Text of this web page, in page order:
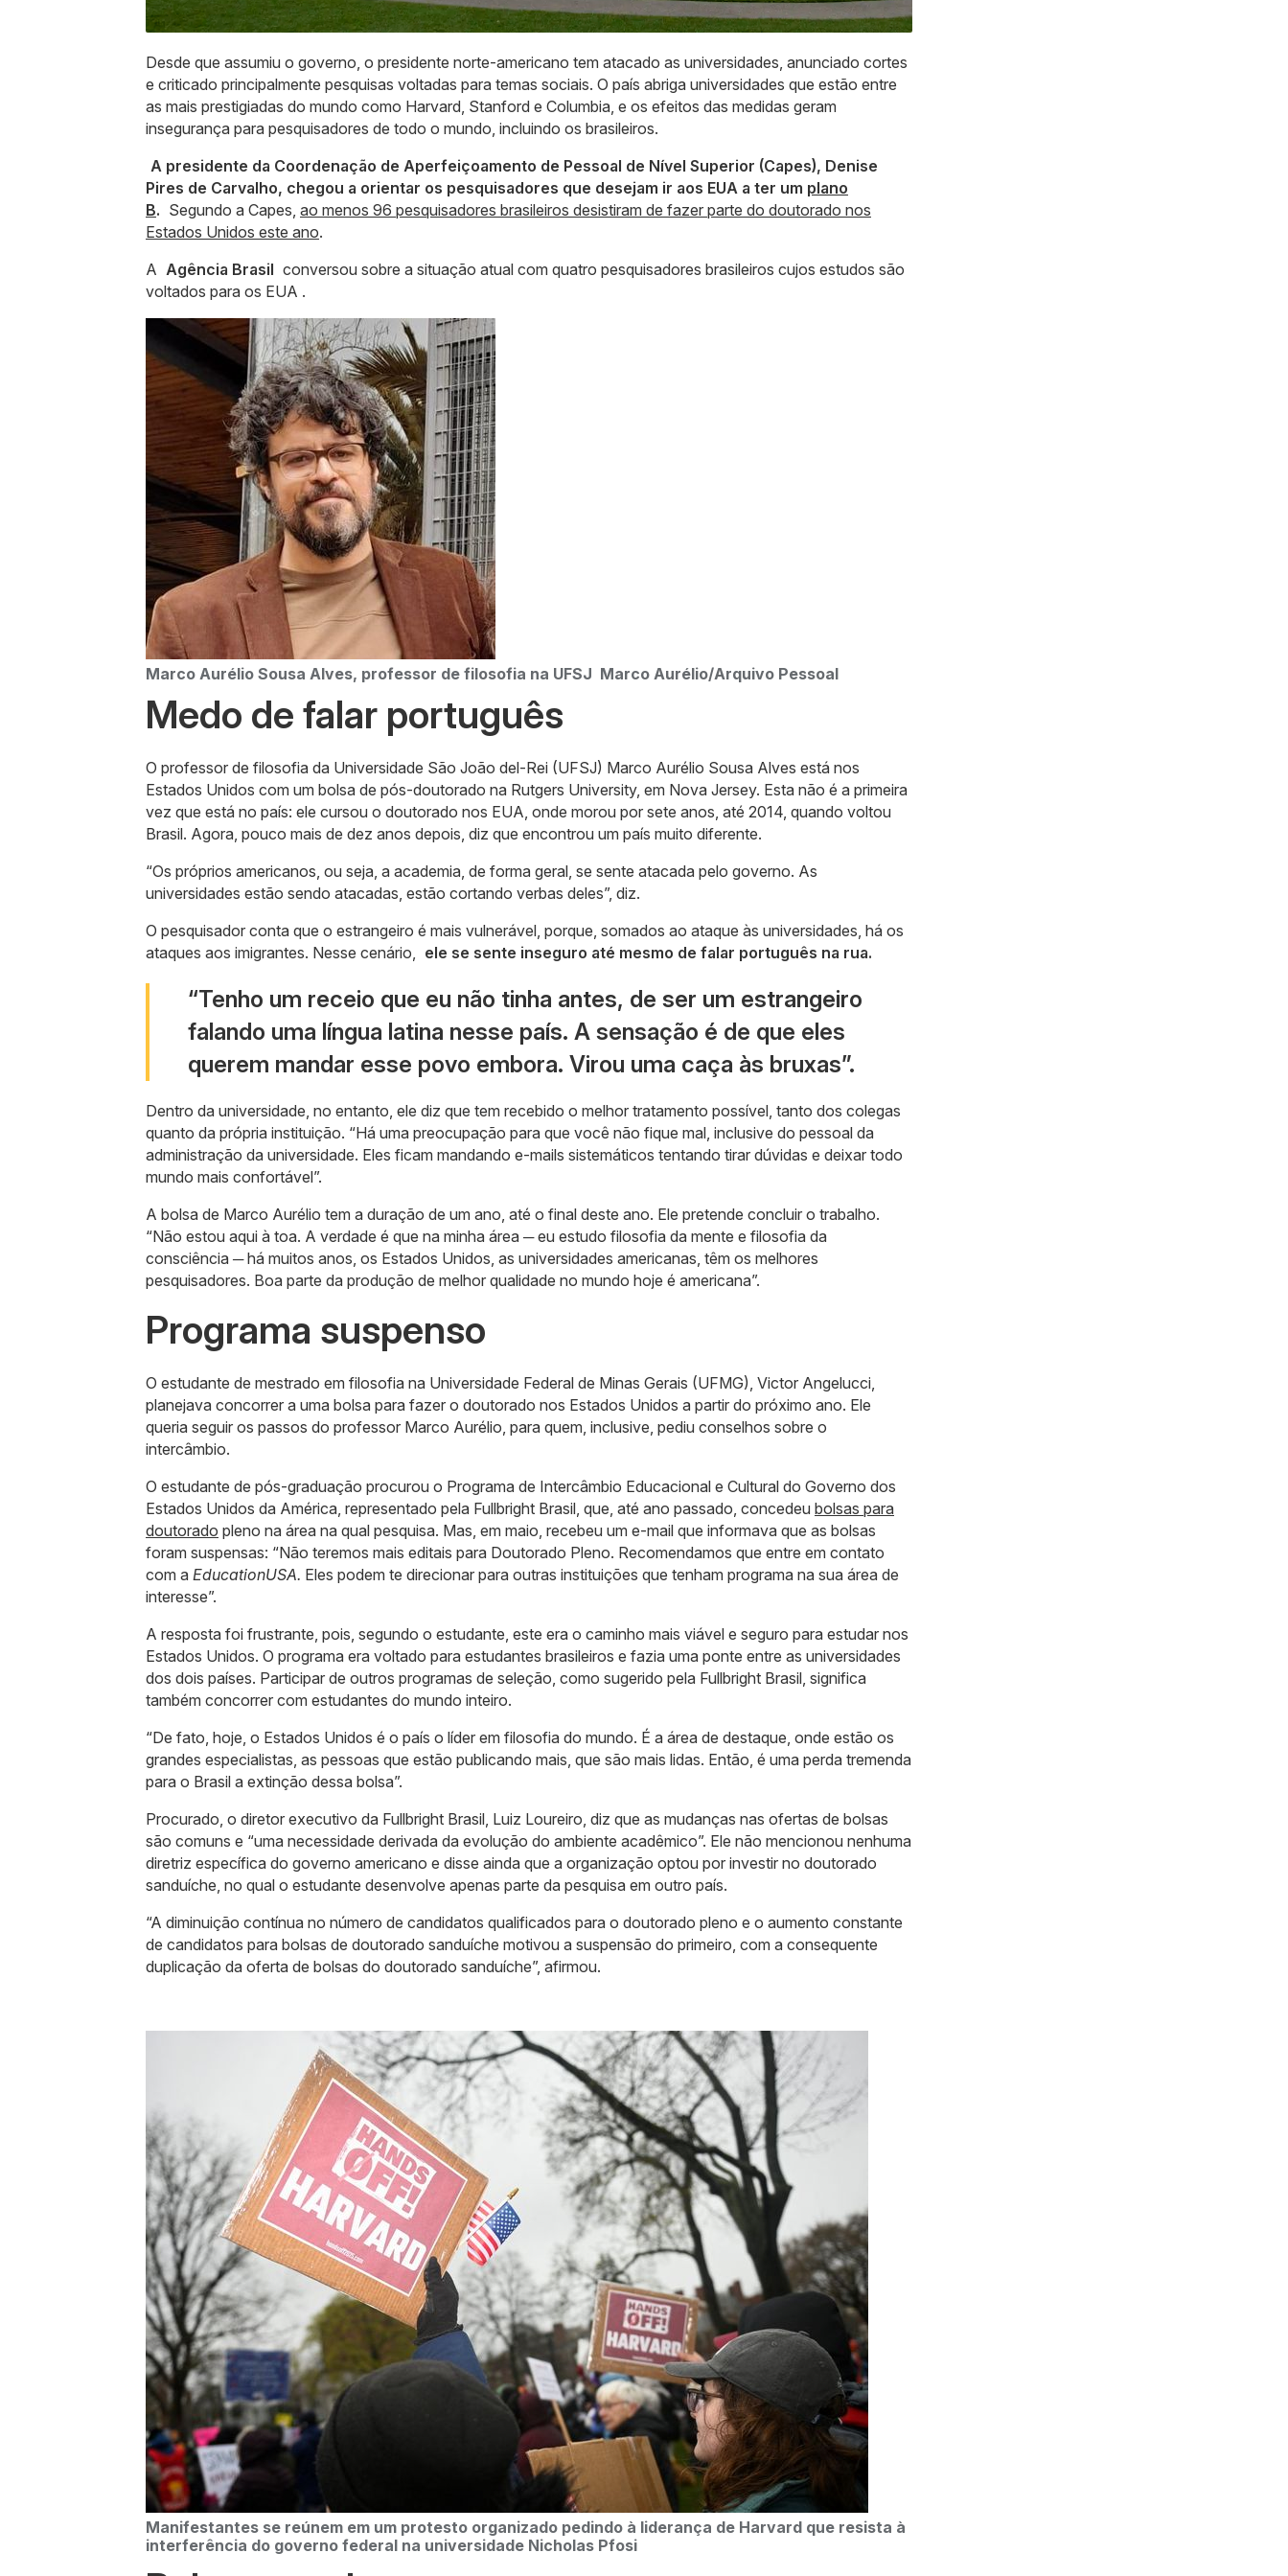
Desde que assumiu o governo, o presidente norte-americano tem atacado as universidades, anunciado cortes
e criticado principalmente pesquisas voltadas para temas sociais. O país abriga universidades que estão entre
as mais prestigiadas do mundo como Harvard, Stanford e Columbia, e os efeitos das medidas geram
insegurança para pesquisadores de todo o mundo, incluindo os brasileiros.
A presidente da Coordenação de Aperfeiçoamento de Pessoal de Nível Superior (Capes), Denise
Pires de Carvalho, chegou a orientar os pesquisadores que desejam ir aos EUA a ter um plano
B. Segundo a Capes, ao menos 96 pesquisadores brasileiros desistiram de fazer parte do doutorado nos
Estados Unidos este ano.
A Agência Brasil conversou sobre a situação atual com quatro pesquisadores brasileiros cujos estudos são
voltados para os EUA .
Marco Aurélio Sousa Alves, professor de filosofia na UFSJ Marco Aurélio/Arquivo Pessoal
Medo de falar português
O professor de filosofia da Universidade São João del-Rei (UFSJ) Marco Aurélio Sousa Alves está nos
Estados Unidos com um bolsa de pós-doutorado na Rutgers University, em Nova Jersey. Esta não é a primeira
vez que está no país: ele cursou o doutorado nos EUA, onde morou por sete anos, até 2014, quando voltou
Brasil. Agora, pouco mais de dez anos depois, diz que encontrou um país muito diferente.
“Os próprios americanos, ou seja, a academia, de forma geral, se sente atacada pelo governo. As
universidades estão sendo atacadas, estão cortando verbas deles”, diz.
O pesquisador conta que o estrangeiro é mais vulnerável, porque, somados ao ataque às universidades, há os
ataques aos imigrantes. Nesse cenário, ele se sente inseguro até mesmo de falar português na rua.
“Tenho um receio que eu não tinha antes, de ser um estrangeiro
falando uma língua latina nesse país. A sensação é de que eles
querem mandar esse povo embora. Virou uma caça às bruxas”.
Dentro da universidade, no entanto, ele diz que tem recebido o melhor tratamento possível, tanto dos colegas
quanto da própria instituição. “Há uma preocupação para que você não fique mal, inclusive do pessoal da
administração da universidade. Eles ficam mandando e-mails sistemáticos tentando tirar dúvidas e deixar todo
mundo mais confortável”.
A bolsa de Marco Aurélio tem a duração de um ano, até o final deste ano. Ele pretende concluir o trabalho.
“Não estou aqui à toa. A verdade é que na minha área ─ eu estudo filosofia da mente e filosofia da
consciência ─ há muitos anos, os Estados Unidos, as universidades americanas, têm os melhores
pesquisadores. Boa parte da produção de melhor qualidade no mundo hoje é americana”.
Programa suspenso
O estudante de mestrado em filosofia na Universidade Federal de Minas Gerais (UFMG), Victor Angelucci,
planejava concorrer a uma bolsa para fazer o doutorado nos Estados Unidos a partir do próximo ano. Ele
queria seguir os passos do professor Marco Aurélio, para quem, inclusive, pediu conselhos sobre o
intercâmbio.
O estudante de pós-graduação procurou o Programa de Intercâmbio Educacional e Cultural do Governo dos
Estados Unidos da América, representado pela Fullbright Brasil, que, até ano passado, concedeu bolsas para
doutorado pleno na área na qual pesquisa. Mas, em maio, recebeu um e-mail que informava que as bolsas
foram suspensas: “Não teremos mais editais para Doutorado Pleno. Recomendamos que entre em contato
com a EducationUSA. Eles podem te direcionar para outras instituições que tenham programa na sua área de
interesse”.
A resposta foi frustrante, pois, segundo o estudante, este era o caminho mais viável e seguro para estudar nos
Estados Unidos. O programa era voltado para estudantes brasileiros e fazia uma ponte entre as universidades
dos dois países. Participar de outros programas de seleção, como sugerido pela Fullbright Brasil, significa
também concorrer com estudantes do mundo inteiro.
“De fato, hoje, o Estados Unidos é o país o líder em filosofia do mundo. É a área de destaque, onde estão os
grandes especialistas, as pessoas que estão publicando mais, que são mais lidas. Então, é uma perda tremenda
para o Brasil a extinção dessa bolsa”.
Procurado, o diretor executivo da Fullbright Brasil, Luiz Loureiro, diz que as mudanças nas ofertas de bolsas
são comuns e “uma necessidade derivada da evolução do ambiente acadêmico”. Ele não mencionou nenhuma
diretriz específica do governo americano e disse ainda que a organização optou por investir no doutorado
sanduíche, no qual o estudante desenvolve apenas parte da pesquisa em outro país.
“A diminuição contínua no número de candidatos qualificados para o doutorado pleno e o aumento constante
de candidatos para bolsas de doutorado sanduíche motivou a suspensão do primeiro, com a consequente
duplicação da oferta de bolsas do doutorado sanduíche”, afirmou.
Manifestantes se reúnem em um protesto organizado pedindo à liderança de Harvard que resista à
interferência do governo federal na universidade Nicholas Pfosi